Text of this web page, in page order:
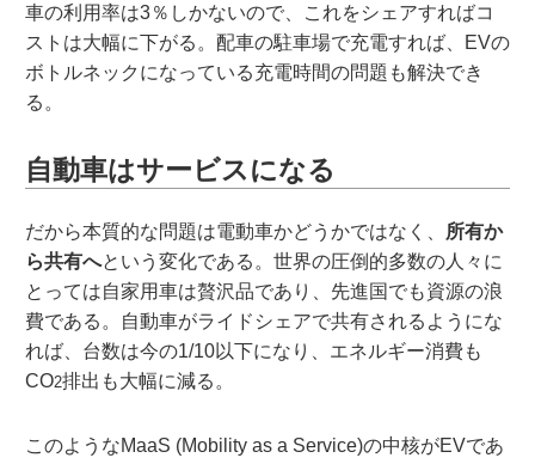
車の利用率は3％しかないので、これをシェアすればコ
ストは大幅に下がる。配車の駐車場で充電すれば、EVの
ボトルネックになっている充電時間の問題も解決でき
る。
自動車はサービスになる
だから本質的な問題は電動車かどうかではなく、 所有か
ら共有へという変化である。世界の圧倒的多数の人々に
とっては自家用車は贅沢品であり、先進国でも資源の浪
費である。自動車がライドシェアで共有されるようにな
れば、台数は今の1/10以下になり、エネルギー消費も
CO2排出も大幅に減る。
このようなMaaS (Mobility as a Service)の中核がEVであ